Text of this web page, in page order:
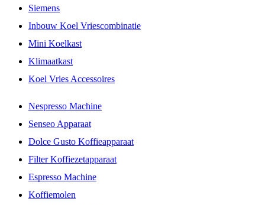
Siemens
Inbouw Koel Vriescombinatie
Mini Koelkast
Klimaatkast
Koel Vries Accessoires
Nespresso Machine
Senseo Apparaat
Dolce Gusto Koffieapparaat
Filter Koffiezetapparaat
Espresso Machine
Koffiemolen